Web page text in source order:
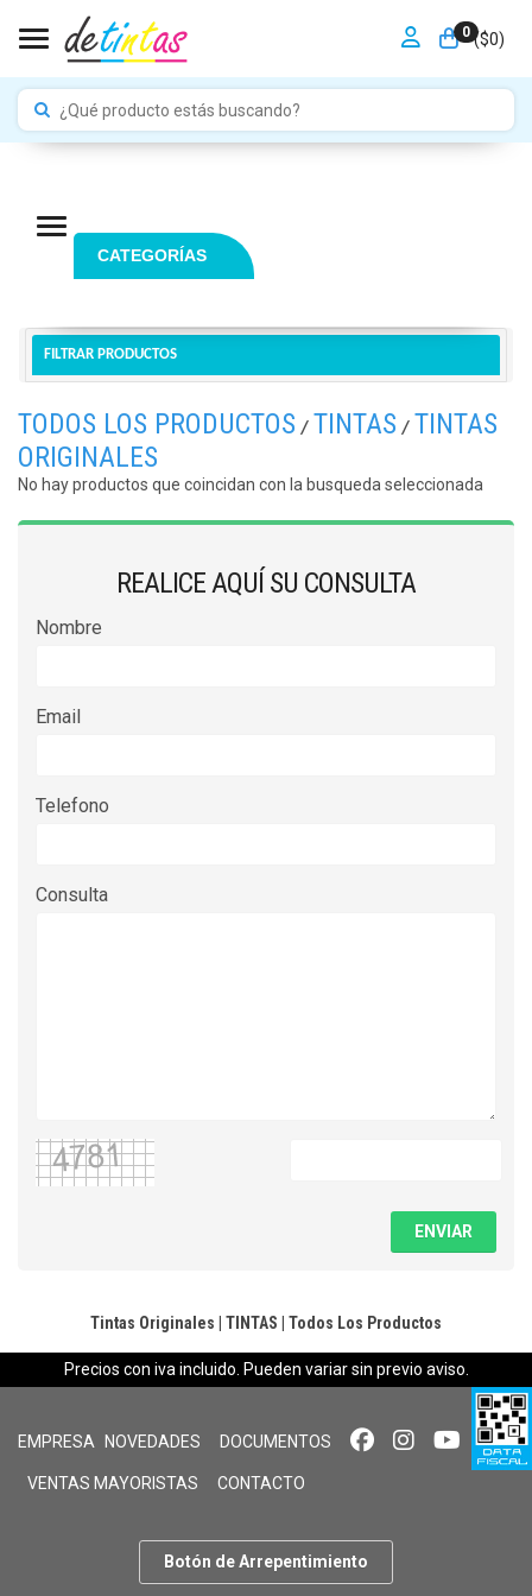
0 ($0)
Toggle navigation
Navigation ein-/ausblenden
CATEGORÍAS
FILTRAR PRODUCTOS
TODOS LOS PRODUCTOS / TINTAS / TINTAS
ORIGINALES
No hay productos que coincidan con la busqueda seleccionada
REALICE AQUÍ SU CONSULTA
Nombre
Email
Telefono
Consulta
ENVIAR
Tintas Originales TINTAS Todos Los Productos
Precios con iva incluido. Pueden variar sin previo aviso.
EMPRESA NOVEDADES DOCUMENTOS
VENTAS MAYORISTAS CONTACTO
Botón de Arrepentimiento